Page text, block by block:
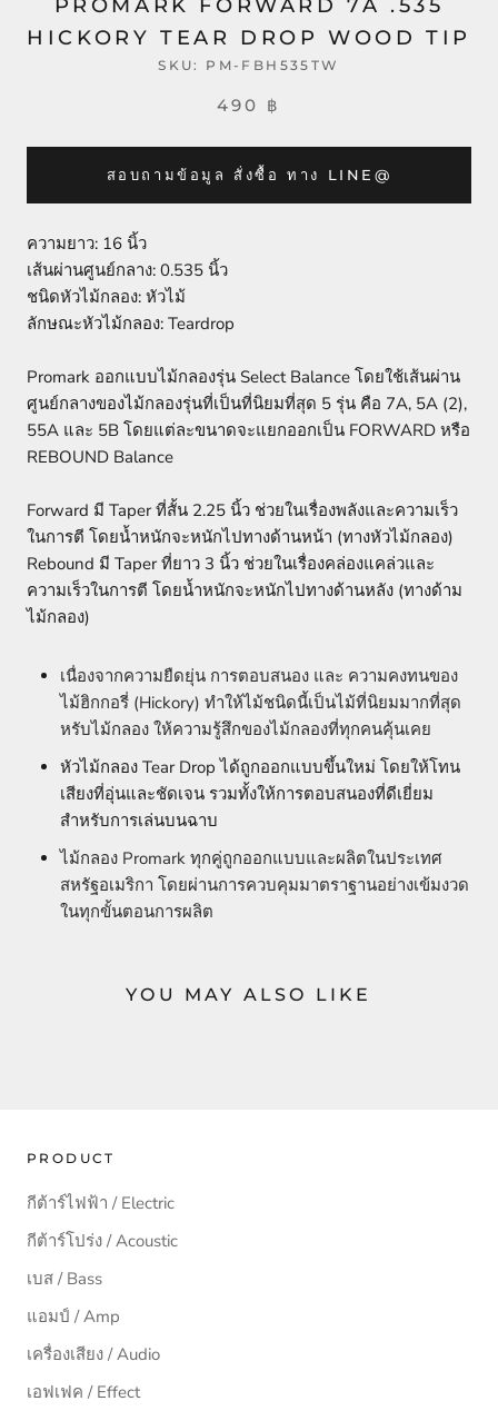
PROMARK FORWARD 7A .535
HICKORY TEAR DROP WOOD TIP
SKU: PM-FBH535TW
490 ฿
สอบถามข้อมูล สั่งซื้อ ทาง LINE@
ความยาว: 16 นิ้ว
เส้นผ่านศูนย์กลาง: 0.535 นิ้ว
ชนิดหัวไม้กลอง: หัวไม้
ลักษณะหัวไม้กลอง: Teardrop
Promark ออกแบบไม้กลองรุ่น Select Balance โดยใช้เส้นผ่าน
ศูนย์กลางของไม้กลองรุ่นที่เป็นที่นิยมที่สุด 5 รุ่น คือ 7A, 5A (2),
55A และ 5B โดยแต่ละขนาดจะแยกออกเป็น FORWARD หรือ
REBOUND Balance
Forward มี Taper ที่สั้น 2.25 นิ้ว ช่วยในเรื่องพลังและความเร็ว
ในการตี โดยน้ำหนักจะหนักไปทางด้านหน้า (ทางหัวไม้กลอง)
​Rebound มี Taper ที่ยาว 3 นิ้ว ช่วยในเรื่องคล่องแคล่วและ
ความเร็วในการตี โดยน้ำหนักจะหนักไปทางด้านหลัง (ทางด้าม
ไม้กลอง)
เนื่องจากความยืดยุ่น การตอบสนอง และ ความคงทนของ
ไม้ฮิกกอรี่ (Hickory) ทำให้ไม้ชนิดนี้เป็นไม้ที่นิยมมากที่สุด
หรับไม้กลอง ให้ความรู้สึกของไม้กลองที่ทุกคนคุ้นเคย
หัวไม้กลอง Tear Drop ได้ถูกออกแบบขึ้นใหม่ โดยให้โทน
เสียงที่อุ่นและชัดเจน รวมทั้งให้การตอบสนองที่ดีเยี่ยม
สำหรับการเล่นบนฉาบ
ไม้กลอง Promark ทุกคู่ถูกออกแบบและผลิตในประเทศ
สหรัฐอเมริกา โดยผ่านการควบคุมมาตราฐานอย่างเข้มงวด
ในทุกขั้นตอนการผลิต
YOU MAY ALSO LIKE
PRODUCT
กีต้าร์ไฟฟ้า / Electric
กีต้าร์โปร่ง / Acoustic
เบส / Bass
แอมป์ / Amp
เครื่องเสียง / Audio
เอฟเฟค / Effect